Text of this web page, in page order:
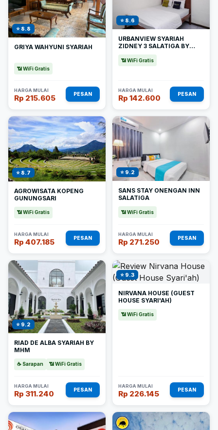
⭐ 8.8
GRIYA WAHYUNI SYARIAH
📶 WiFi Gratis
HARGA MULAI
Rp 215.605 PESAN
⭐ 8.6
URBANVIEW SYARIAH
ZIDNEY 3 SALATIGA BY
📶 WiFi Gratis
HARGA MULAI
Rp 142.600 PESAN
⭐ 8.7
AGROWISATA KOPENG
GUNUNGSARI
📶 WiFi Gratis
HARGA MULAI
Rp 407.185 PESAN
⭐ 9.2
SANS STAY ONENGAN INN
SALATIGA
📶 WiFi Gratis
HARGA MULAI
Rp 271.250 PESAN
⭐ 9.2
RIAD DE ALBA SYARIAH BY
MHM
☕ Sarapan 📶 WiFi Gratis
HARGA MULAI
Rp 311.240 PESAN
⭐ 9.3
NIRVANA HOUSE (GUEST
HOUSE SYARI'AH)
📶 WiFi Gratis
HARGA MULAI
Rp 226.145 PESAN